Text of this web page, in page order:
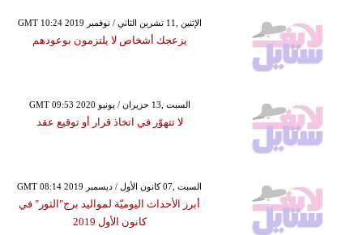
GMT 10:24 2019 الإثنين ,11 تشرين الثاني / نوفمبر
يزعجك أشخاص لا يلتزمون بوعودهم
GMT 09:53 2020 السبت ,13 حزيران / يونيو
لا تتهوّر في اتخاذ قرار أو توقيع عقد
GMT 08:14 2019 السبت ,07 كانون الأول / ديسمبر
أبرز الأحداث اليوميّة لمواليد برج"الثور" في
كانون الأول 2019